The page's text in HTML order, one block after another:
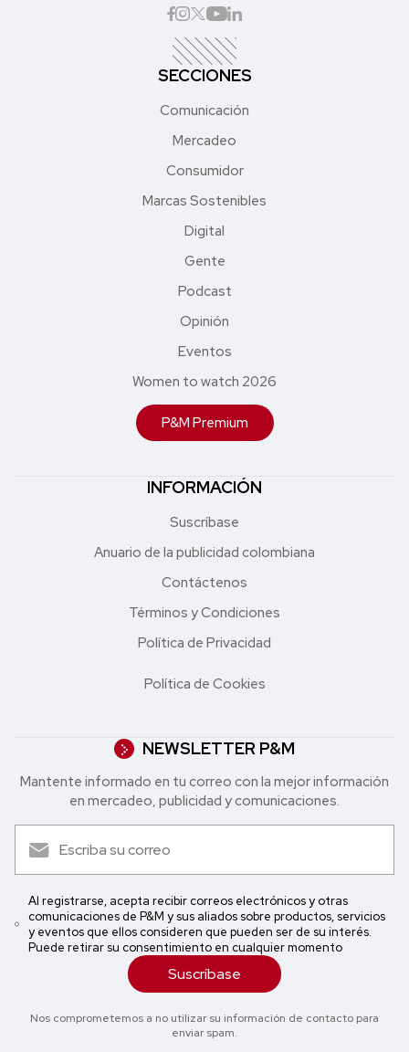
SECCIONES
Comunicación
Mercadeo
Consumidor
Marcas Sostenibles
Digital
Gente
Podcast
Opinión
Eventos
Women to watch 2026
P&M Premium
INFORMACIÓN
Suscríbase
Anuario de la publicidad colombiana
Contáctenos
Términos y Condiciones
Política de Privacidad
Política de Cookies
NEWSLETTER P&M
Mantente informado en tu correo con la mejor in formación
en mercadeo, publicidad y comunicaciones.
Al registrarse, acepta recibir correos electrónicos y otras
comunicaciones de P&M y sus aliados sobre productos, servicios
y eventos que ellos consideren que pueden ser de su interés.
Puede retirar su consentimiento en cualquier momento
Suscríbase
Nos comprometemos a no utilizar su información de contacto para
enviar spam.